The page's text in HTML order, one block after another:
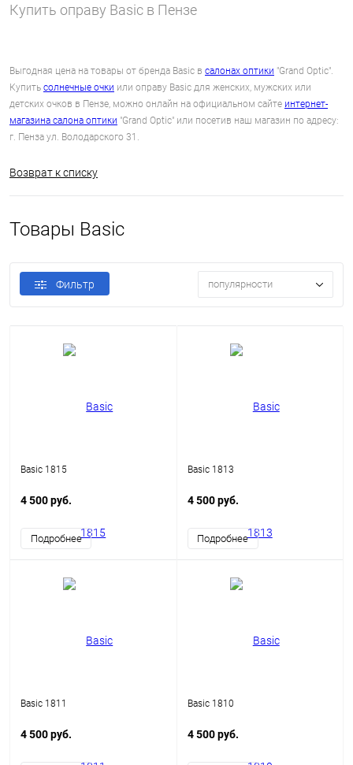
Купить оправу Basic в Пензе
Выгодная цена на товары от бренда Basic в салонах оптики "Grand Optic".
Купить солнечные очки или оправу Basic для женских, мужских или
детских очков в Пензе, можно онлайн на официальном сайте интернет-
магазина салона оптики "Grand Optic" или посетив наш магазин по адресу:
г. Пенза ул. Володарского 31.
Возврат к списку
Товары Basic
Фильтр популярности
Basic 1815
4 500 руб.
Подробнее
Basic 1813
4 500 руб.
Подробнее
Basic 1811
4 500 руб.
Basic 1810
4 500 руб.